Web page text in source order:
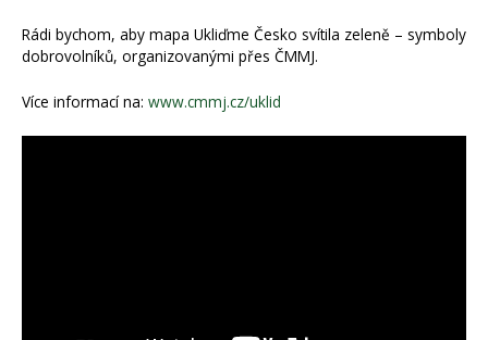
Rádi bychom, aby mapa Ukliďme Česko svítila zeleně – symboly
dobrovolníků, organizovanými přes ČMMJ.
Více informací na: www.cmmj.cz/uklid